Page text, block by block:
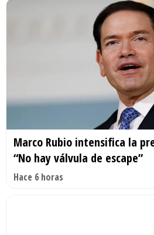
Marco Rubio intensifica la
“No hay válvula de escape”
Hace 6 horas